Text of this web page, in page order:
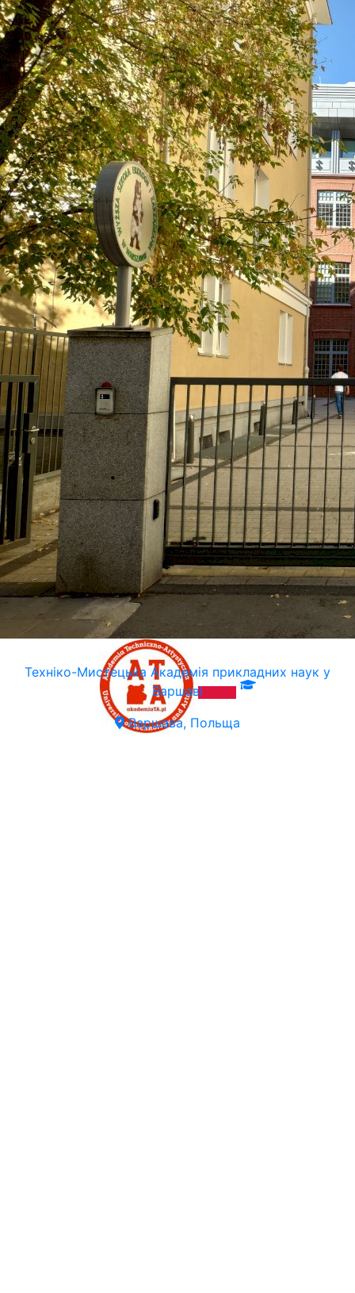
Нижньосілезький Університет у Вроцлаві
Вроцлав, Польща
Техніко-Мистецька Академія прикладних наук у
Варшаві
Варшава, Польща